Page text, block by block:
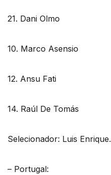
21. Dani Olmo
10. Marco Asensio
12. Ansu Fati
14. Raúl De Tomás
Selecionador: Luis Enrique.
– Portugal: